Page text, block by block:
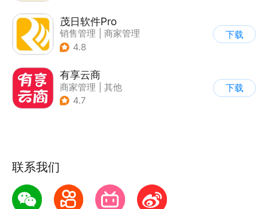
茂日软件Pro
销售管理
商家管理
4.8
下载
有享云商
商家管理
其他
4.7
下载
联系我们